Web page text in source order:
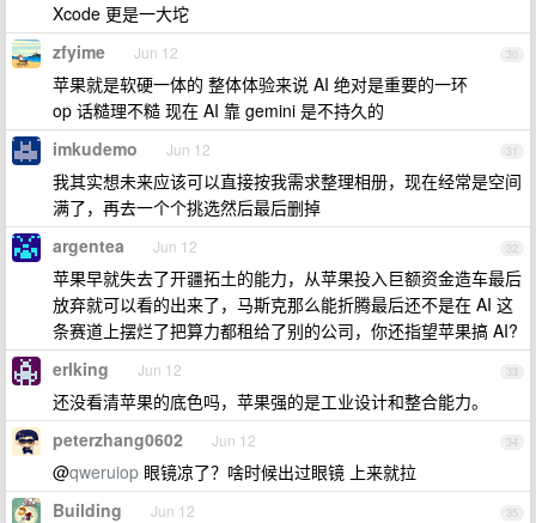
Xcode 更是一大坨
30
zfyime Jun 12
苹果就是软硬一体的 整体体验来说 AI 绝对是重要的一环
op 话糙理不糙 现在 AI 靠 gemini 是不持久的
31
imkudemo Jun 12
我其实想未来应该可以直接按我需求整理相册，现在经常是空间
满了，再去一个个挑选然后最后删掉
32
argentea Jun 12
苹果早就失去了开疆拓土的能力，从苹果投入巨额资金造车最后
放弃就可以看的出来了，马斯克那么能折腾最后还不是在 AI 这
条赛道上摆烂了把算力都租给了别的公司，你还指望苹果搞 AI?
33
erlking Jun 12
还没看清苹果的底色吗，苹果强的是工业设计和整合能力。
34
peterzhang0602 Jun 12
@qweruiop 眼镜凉了？啥时候出过眼镜 上来就拉
35
Building Jun 12